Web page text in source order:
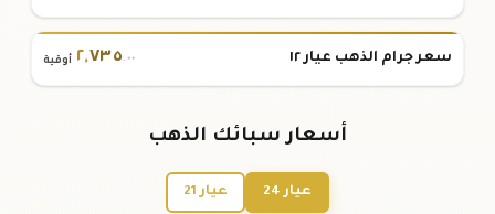
سعر جرام الذهب عيار ١٢ ٢,٧٣٥.٠٠ أوقية
أسعار سبائك الذهب
عيار 24 عيار 21